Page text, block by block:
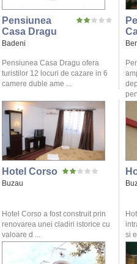
Pensiunea
Casa Dragu
Badeni
Pensiunea Casa Dragu ofera
turistilor 12 locuri de cazare in 6
camere duble ame ...
Hotel Corso
Buzau
Hotel Corso a fost construit prin
renovarea unei cladiri istorice cu
valoare d ...
si